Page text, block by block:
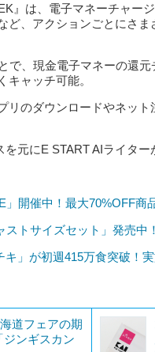
』は、電子マネーチャー
ど、アクションごとにさ
で、現金電子マネーの還
キャッチ可能。
リのダウンロードやネッ
元にE START AIライター
開催中！最大70%OFF商
トサイズセット」発売中！
」が初週415万食突破！
道フェアの期
ジンギスカン